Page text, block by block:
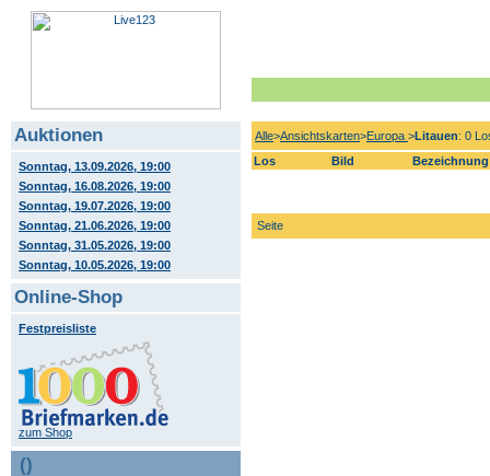
Auktionen
Sonntag, 13.09.2026, 19:00
Sonntag, 16.08.2026, 19:00
Sonntag, 19.07.2026, 19:00
Sonntag, 21.06.2026, 19:00
Sonntag, 31.05.2026, 19:00
Sonntag, 10.05.2026, 19:00
Online-Shop
Festpreisliste
zum Shop
()
Alle>Ansichtskarten>Europa >Litauen: 0
Los
Bild Bezeichnung
Seite